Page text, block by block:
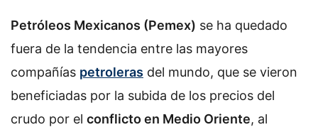
Petróleos Mexicanos (Pemex) se ha quedado
fuera de la tendencia entre las mayores
compañías petroleras del mundo, que se vieron
beneficiadas por la subida de los precios del
crudo por el conflicto en Medio Oriente, al